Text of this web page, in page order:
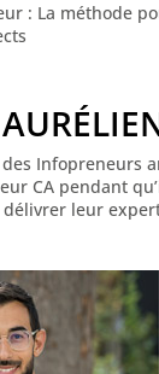
: La méthode
des Infopreneurs
CA pendant
délivrer leur